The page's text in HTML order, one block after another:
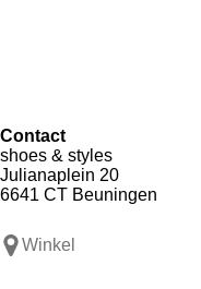
Contact
shoes & styles
Julianaplein 20
6641 CT Beuningen
Winkel